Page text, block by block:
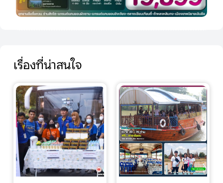
เรื่องที่น่าสนใจ